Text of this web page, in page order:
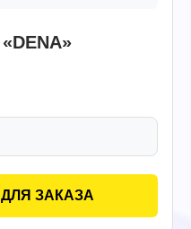
ЗАКАЗА